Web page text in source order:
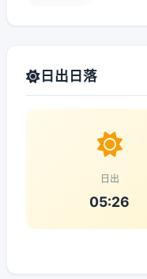
日出日落
日出
05:26